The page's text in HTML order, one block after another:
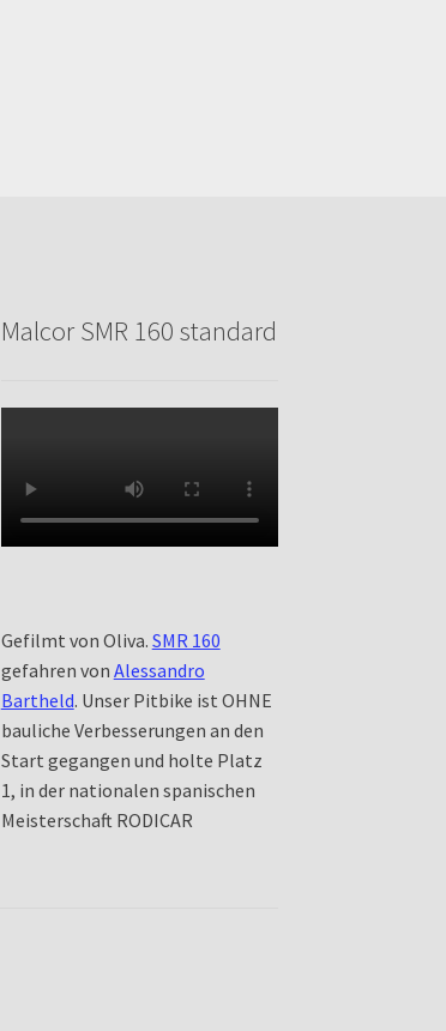
Malcor SMR 160 standard
Gefilmt von Oliva. SMR 160
gefahren von Alessandro
Bartheld. Unser Pitbike ist OHNE
bauliche Verbesserungen an den
Start gegangen und holte Platz
1, in der nationalen spanischen
Meisterschaft RODICAR